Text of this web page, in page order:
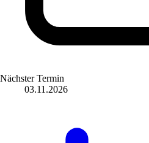
Nächster Termin
03.11.2026